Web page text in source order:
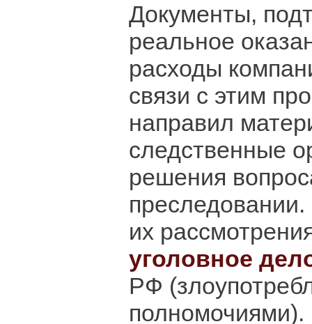
Документы,
реальное
расходы
связи с этим
направил
следственные
решения
их
уголовное
РФ
полномочиями).